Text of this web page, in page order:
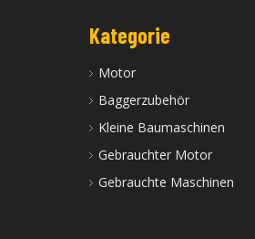
Kategorie
Motor
Baggerzubehör
Kleine Baumaschinen
Gebrauchter Motor
Gebrauchte Maschinen